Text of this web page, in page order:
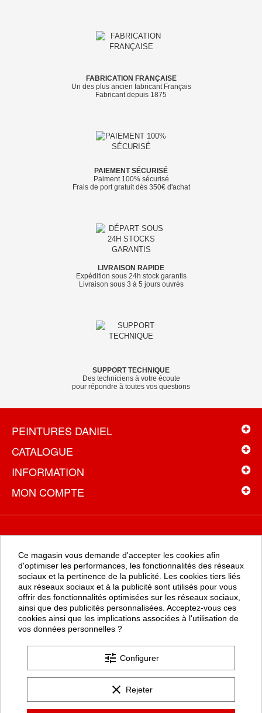
FABRICATION FRANÇAISE
Un des plus ancien fabricant Français
Fabricant depuis 1875
PAIEMENT SÉCURISÉ
Paiment 100% sécurisé
Frais de port gratuit dès 350€ d'achat
LIVRAISON RAPIDE
Expédition sous 24h stock garantis
Livraison sous 3 à 5 jours ouvrés
SUPPORT TECHNIQUE
Des techniciens à votre écoute
pour répondre à toutes vos questions
PEINTURES DANIEL
CATALOGUE
INFORMATION
MON COMPTE
Recevez toutes les promotions en exclusivité en vous inscrivant à
la newsletter
OK
Les formulaires de ce site sont protégés par google Recaptcha (
politique de confidentialitéetconditions d'utilisation).
Ce magasin vous demande d'accepter les cookies afin
d'optimiser les performances, les fonctionnalités des réseaux
sociaux et la pertinence de la publicité. Les cookies tiers liés
aux réseaux sociaux et à la publicité sont utilisés pour vous
offrir des fonctionnalités optimisées sur les réseaux sociaux,
ainsi que des publicités personnalisées. Acceptez-vous ces
cookies ainsi que les implications associées à l'utilisation de
vos données personnelles ?
tune Configurer
clear Rejeter